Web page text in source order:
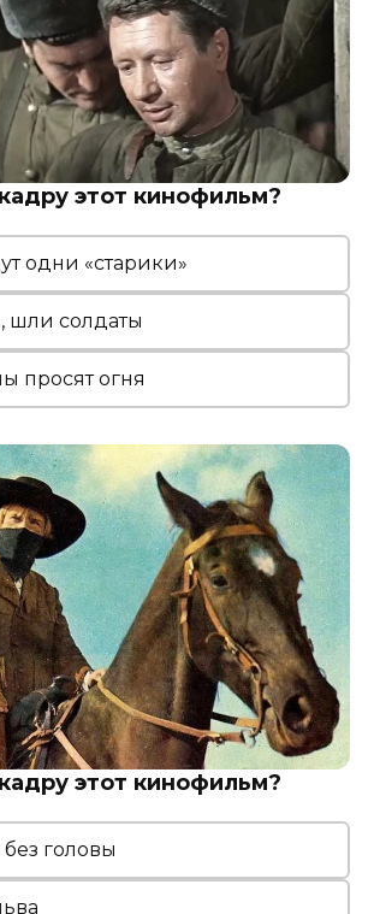
этот кинофильм?
одни «старики»
шли солдаты
просят огня
этот кинофильм?
головы